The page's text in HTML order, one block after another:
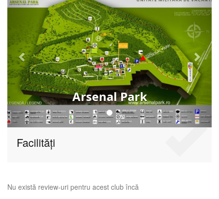
Arsenal Park
Facilități
Nu există review-uri pentru acest club încă